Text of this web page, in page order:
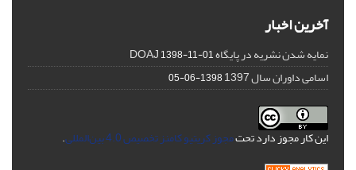
آخرین اخبار
نمایه شدن نشریه در پایگاه DOAJ1398-11-01
اسامی داوران سال 1397 1398-06-05
این کار مجوز دارد تحتمجوز کریتیو کامنز تخصیص 4.0 بین‌المللی .